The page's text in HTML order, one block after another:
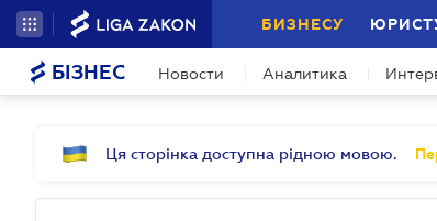
БИЗНЕСУ
БІЗНЕС Новости Аналитика
Ця сторінка доступна рідною мовою.